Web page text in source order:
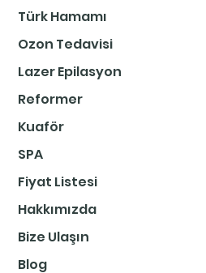
Türk Hamamı
Ozon Tedavisi
Lazer Epilasyon
Reformer
Kuaför
SPA
Fiyat Listesi
Hakkımızda
Bize Ulaşın
Blog